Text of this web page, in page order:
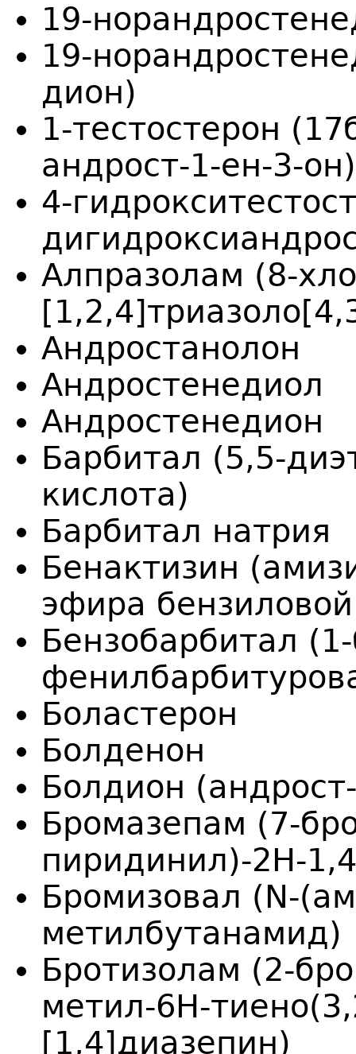
19-
19-
дион)
1-тестостерон
андрост-1-ен-3-он)
4-
Алпразолам (8-
Андростанолон
Андростенедиол
Андростенедион
Барбитал (5,5-
кислота)
Барбитал натрия
Бенактизин
эфира
Бензобарбитал
Боластерон
Болденон
Болдион
Бромазепам (7-
пиридинил)-2H-
Бромизовал (N-
метилбутанамид)
Бротизолам (2-
метил-6H-
[1,4]диазепин)